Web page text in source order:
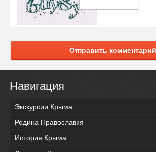
Отправить комментарий
Навигация
Экскурсии Крыма
Родина Православия
История Крыма